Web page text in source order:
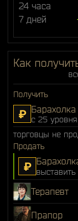
24 часа
7 дней
Как
Получить
₽ Барахолка
с 25 уровня
торговцы не
Продать
₽
Терапевт
Прапор